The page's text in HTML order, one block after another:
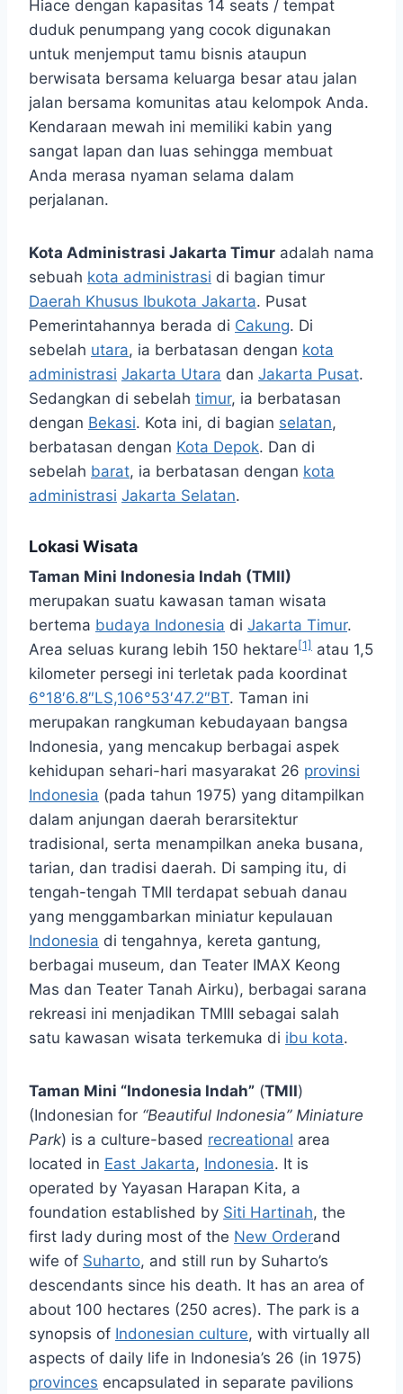
Hiace dengan kapasitas 14 seats / tempat
duduk penumpang yang cocok digunakan
untuk menjemput tamu bisnis ataupun
berwisata bersama keluarga besar atau jalan
jalan bersama komunitas atau kelompok Anda.
Kendaraan mewah ini memiliki kabin yang
sangat lapan dan luas sehingga membuat
Anda merasa nyaman selama dalam
perjalanan.
Kota Administrasi Jakarta Timur adalah nama
sebuah kota administrasi di bagian timur
Daerah Khusus Ibukota Jakarta. Pusat
Pemerintahannya berada di Cakung. Di
sebelah utara, ia berbatasan dengan kota
administrasi Jakarta Utara dan Jakarta Pusat.
Sedangkan di sebelah timur, ia berbatasan
dengan Bekasi. Kota ini, di bagian selatan,
berbatasan dengan Kota Depok. Dan di
sebelah barat, ia berbatasan dengan kota
administrasi Jakarta Selatan.
Lokasi Wisata
Taman Mini Indonesia Indah (TMII)
merupakan suatu kawasan taman wisata
bertema budaya Indonesia di Jakarta Timur.
Area seluas kurang lebih 150 hektare[1] atau 1,5
kilometer persegi ini terletak pada koordinat
6°18′6.8″LS,106°53′47.2″BT. Taman ini
merupakan rangkuman kebudayaan bangsa
Indonesia, yang mencakup berbagai aspek
kehidupan sehari-hari masyarakat 26 provinsi
Indonesia (pada tahun 1975) yang ditampilkan
dalam anjungan daerah berarsitektur
tradisional, serta menampilkan aneka busana,
tarian, dan tradisi daerah. Di samping itu, di
tengah-tengah TMII terdapat sebuah danau
yang menggambarkan miniatur kepulauan
Indonesia di tengahnya, kereta gantung,
berbagai museum, dan Teater IMAX Keong
Mas dan Teater Tanah Airku), berbagai sarana
rekreasi ini menjadikan TMIII sebagai salah
satu kawasan wisata terkemuka di ibu kota.
Taman Mini “Indonesia Indah” (TMII)
(Indonesian for “Beautiful Indonesia” Miniature
Park) is a culture-based recreational area
located in East Jakarta, Indonesia. It is
operated by Yayasan Harapan Kita, a
foundation established by Siti Hartinah, the
first lady during most of the New Orderand
wife of Suharto, and still run by Suharto’s
descendants since his death. It has an area of
about 100 hectares (250 acres). The park is a
synopsis of Indonesian culture, with virtually all
aspects of daily life in Indonesia’s 26 (in 1975)
provinces encapsulated in separate pavilions